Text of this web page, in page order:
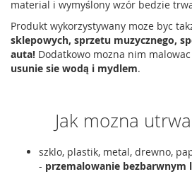
material i wymyślony wzór bedzie
Produkt wykorzystywany moze byc
sklepowych, sprzetu muzycznego,
auta! Dodatkowo mozna nim
usunie sie wodą i mydlem.
Jak mozna
szklo, plastik, metal, drewno,
- przemalowanie bezbarwnym